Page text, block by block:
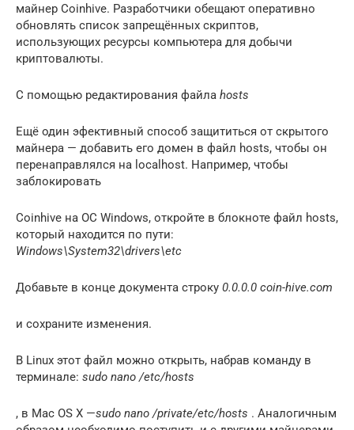
майнер Coinhive. Разработчики обещают оперативно
обновлять список запрещённых скриптов,
использующих ресурсы компьютера для добычи
криптовалюты.
С помощью редактирования файла hosts
Ещё один эфективный способ защититься от скрытого
майнера — добавить его домен в файл hosts, чтобы он
перенаправлялся на localhost. Например, чтобы
заблокировать
Coinhive на ОС Windows, откройте в блокноте файл hosts,
который находится по пути:
Windows\System32\drivers\etc
Добавьте в конце документа строку 0.0.0.0 coin-hive.com
и сохраните изменения.
В Linux этот файл можно открыть, набрав команду в
терминале: sudo nano /etc/hosts
, в Mac OS X —sudo nano /private/etc/hosts . Аналогичным